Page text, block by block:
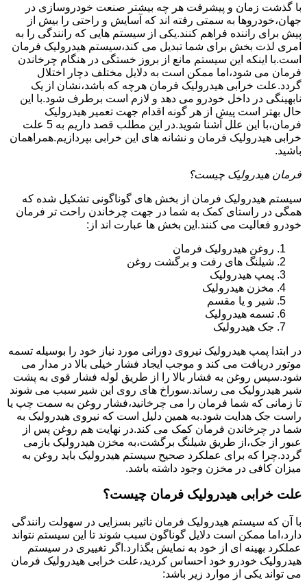
با گذشت زمان و پیشرفت هر چه بیشتر صنعت خودروسازی در
جهان،خودروها به سمتی رفته اند که آسایش و راحتی را بیش از
پیش برای راننده فراهم کنند.یکی از سیستم هایی که رانندگی را به
امری لذت بخش برای شما تبدیل می کند،سیستم هیدرولیک فرمان
است.با اینکه این سیستم مانع از بروز خستگی در هنگام چرخاندن
فرمان می شود،اما ممکن است به دلایل مختلف دچار اختلال
گردد.علت خرابی هیدرولیک فرمان هرچه که باشد،نشان از یک
نابهینگی در داخل خودرو می دهد و لازم است برطرف شود.با این
حال بهتر است پیش از هر گونه اقدام جهت تعمیر هیدرولیک
فرمان،با این علل آشنا شوید.در این مطلب قصد داریم به 5 علت
خرابی هیدرولیک فرمان و نشانه های این خرابی بپردازیم.همراهمان
باشید.
فرمان هیدرولیک چیست؟
سیستم هیدرولیک فرمان از بخش های گوناگونی تشکیل شده که
همگی در راستای کمک به شما در جهت چرخاندن راحت تر فرمان
خودرو فعالیت می کنند.این بخش ها عبارت اند از:
روغن هیدرولیک فرمان
شیلنگ های رفت و برگشت روغن
پمپ هیدرولیک
مخزن هیدرولیک
شیر و یا مقسم
تسمه هیدرولیک
جک هیدرولیک
در ابتدا پمپ هیدرولیک نیروی دورانی مورد نیاز خود را بوسیله تسمه
موتور دریافت می کند و موجب ایجاد فشار خیلی بالا در مدار می
شود.سپس روغن به فشار بالا را از طریق لوله فشار قوی به پشت
شیر هیدرولیک می رساند.سوراخ های روی این شیر سبب می شوند
تا زمانی که شما فرمان را می چرخانید،فشار روغن به سمت چپ یا
راست جک هدایت شود.به همین دلیل است که نیروی هیدرولیک به
شما در چرخاندن فرمان کمک می کند.در نهایت هم روغن پس از
عبور از جک،از طریق شیلنگ برگشت،به مخزن هیدرولیک بازمی
گردد.چرا که برای عملکرد صحیح سیستم هیدرولیک باید روغن به
میزان کافی در مخزن وجود داشته باشد.
علت خرابی هیدرولیک فرمان چیست؟
با آن که سیستم هیدرولیک فرمان تاثیر بسزایی در سهولت رانندگی
دارد،اما ممکن است دلایل گوناگون سبب شوند تا این سیستم نتواند
عملکرد بهینه ای از خود به نمایش بگذارد.اگر تغییری در سیستم
هیدرولیک خودرو خود احساس کردید،علت خرابی هیدرولیک فرمان
می تواند یکی از موارد زیر باشد: